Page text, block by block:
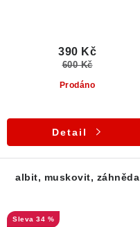
Prodáno
390 Kč
600 Kč
Detail
albit, muskovit, záhněda
34 %